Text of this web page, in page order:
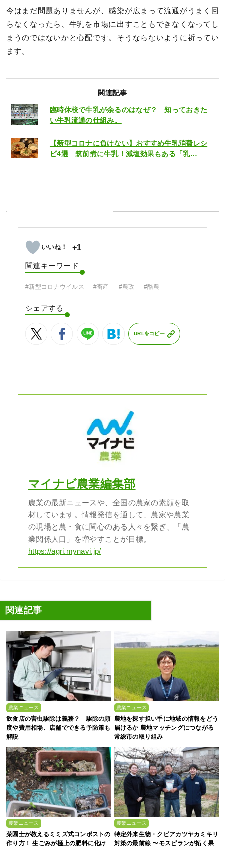
今はまだ問題ありませんが、感染が広まって流通がうまく回
らなくなったら、牛乳を市場に出すこともできなくなってし
まうのではないかと心配です。そうならないように祈ってい
ます。
関連記事
臨時休校で牛乳が余るのはなぜ？ 知っておきた
い牛乳流通の仕組み。
【新型コロナに負けない】おすすめ牛乳消費レシ
ピ4選 筑前煮に牛乳！減塩効果もある「乳…
+1
関連キーワード
#新型コロナウイルス #畜産 #農政 #酪農
シェアする
URLをコピー
マイナビ農業編集部
農業の最新ニュースや、全国の農家の素顔を取
材しています。情報発信を通して、農家や農業
の現場と農・食に関心のある人々を繋ぎ、「農
業関係人口」を増やすことが目標。
https://agri.mynavi.jp/
関連記事
農業ニュース
飲食店の害虫駆除は義務？ 駆除の頻
度や費用相場、店舗でできる予防策も
解説
農業ニュース
農地を探す担い手に地域の情報をどう
届けるか 農地マッチングにつながる
常総市の取り組み
農業ニュース
菜園士が教えるミミズ式コンポストの
作り方！ 生ごみが極上の肥料に化け
農業ニュース
特定外来生物・クビアカツヤカミキリ
対策の最前線 〜モスピランが拓く果